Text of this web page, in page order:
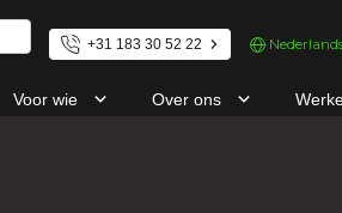
+31 183 30 52 22
Kies
een
Voor wie Over ons